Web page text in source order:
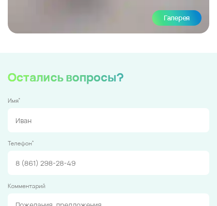
Галерея
Остались вопросы?
Имя*
Телефон*
Комментарий